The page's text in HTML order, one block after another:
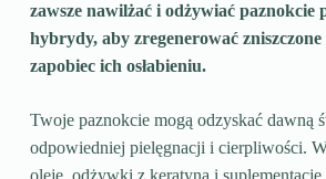
zawsze nawilżać i odżywiać paznokcie
hybrydy, aby zregenerować
zapobiec ich osłabieniu.
Twoje paznokcie mogą odzyskać dawną
odpowiedniej pielęgnacji i cierpliwości.